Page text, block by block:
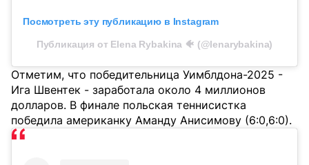
Посмотреть эту публикацию в Instagram
Публикация от Elena Rybakina 🐠 (@lenarybakina)
Отметим, что победительница Уимблдона-2025 -
Ига Швентек - заработала около 4 миллионов
долларов. В финале польская теннисистка
победила американку Аманду Анисимову (6:0,6:0).